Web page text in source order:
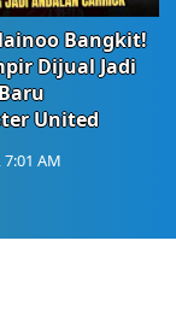
Bangkit!
Dijual Jadi
United
AM